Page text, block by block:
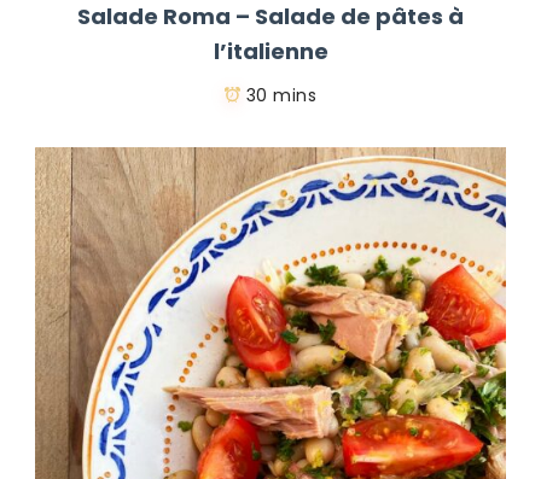
Salade Roma – Salade de pâtes à
l’italienne
30 mins